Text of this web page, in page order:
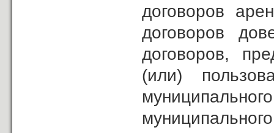
договоров
договоров
договоров,
(или)